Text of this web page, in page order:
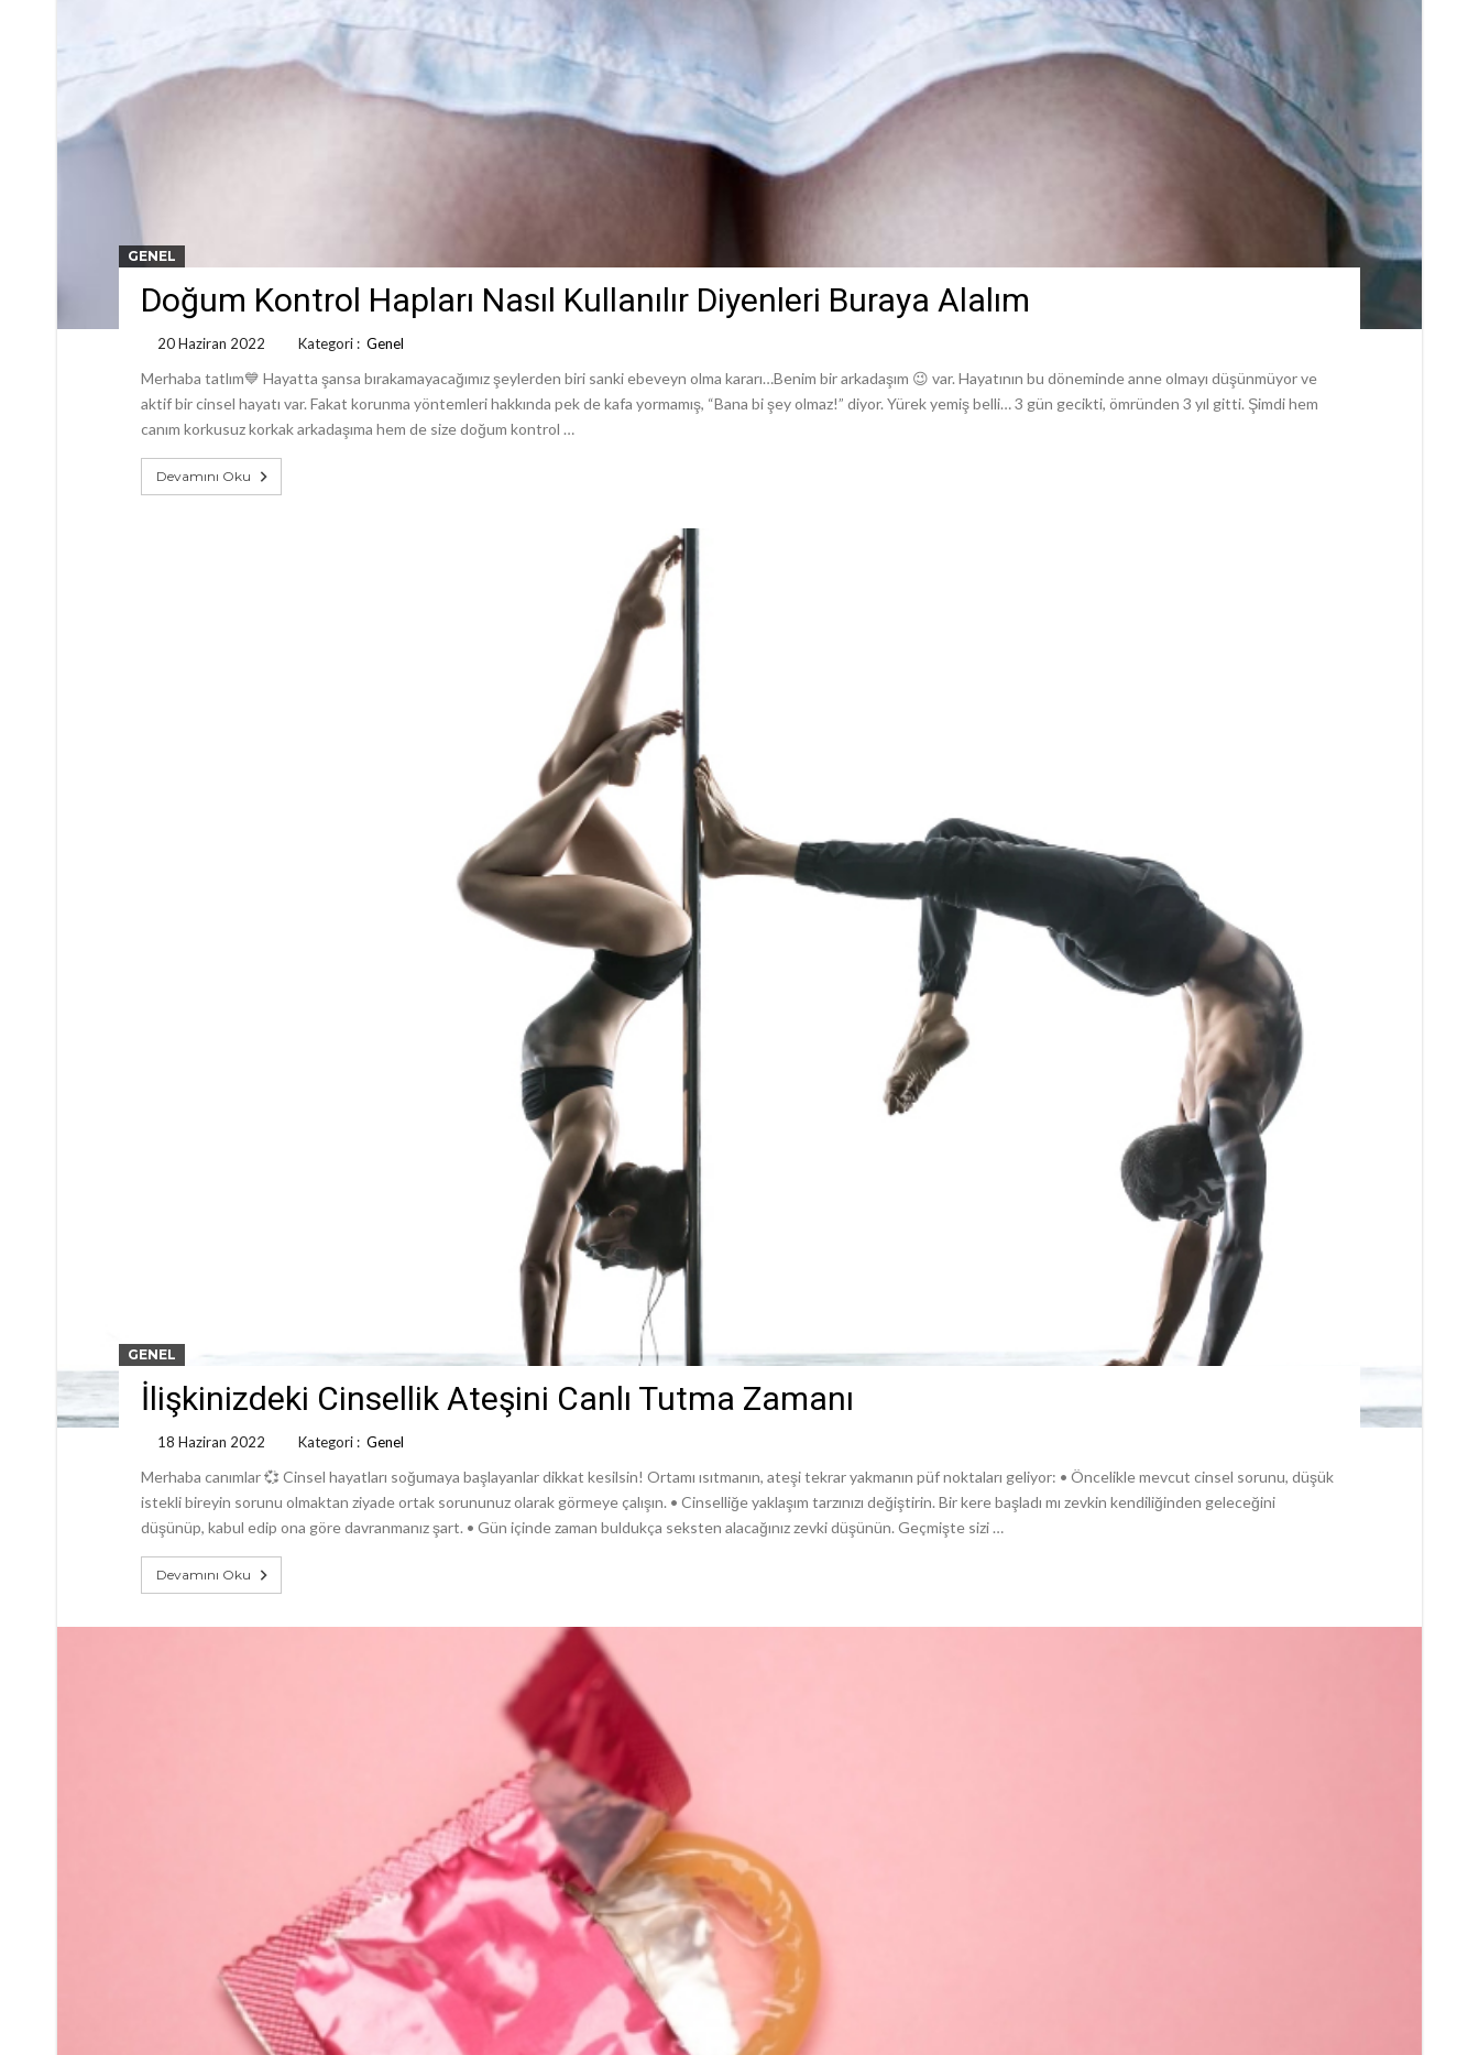
GENEL
Doğum Kontrol Hapları Nasıl Kullanılır Diyenleri Buraya Alalım
20 Haziran 2022 Kategori : Genel
Merhaba tatlım💙 Hayatta şansa bırakamayacağımız şeylerden biri sanki ebeveyn olma kararı…Benim bir arkadaşım 😉 var. Hayatının bu döneminde anne olmayı düşünmüyor ve
aktif bir cinsel hayatı var. Fakat korunma yöntemleri hakkında pek de kafa yormamış, “Bana bi şey olmaz!” diyor. Yürek yemiş belli… 3 gün gecikti, ömründen 3 yıl gitti. Şimdi hem
canım korkusuz korkak arkadaşıma hem de size doğum kontrol …
Devamını Oku
GENEL
İlişkinizdeki Cinsellik Ateşini Canlı Tutma Zamanı
18 Haziran 2022 Kategori : Genel
Merhaba canımlar 💞 Cinsel hayatları soğumaya başlayanlar dikkat kesilsin! Ortamı ısıtmanın, ateşi tekrar yakmanın püf noktaları geliyor: • Öncelikle mevcut cinsel sorunu, düşük
istekli bireyin sorunu olmaktan ziyade ortak sorununuz olarak görmeye çalışın. • Cinselliğe yaklaşım tarzınızı değiştirin. Bir kere başladı mı zevkin kendiliğinden geleceğini
düşünüp, kabul edip ona göre davranmanız şart. • Gün içinde zaman buldukça seksten alacağınız zevki düşünün. Geçmişte sizi …
Devamını Oku